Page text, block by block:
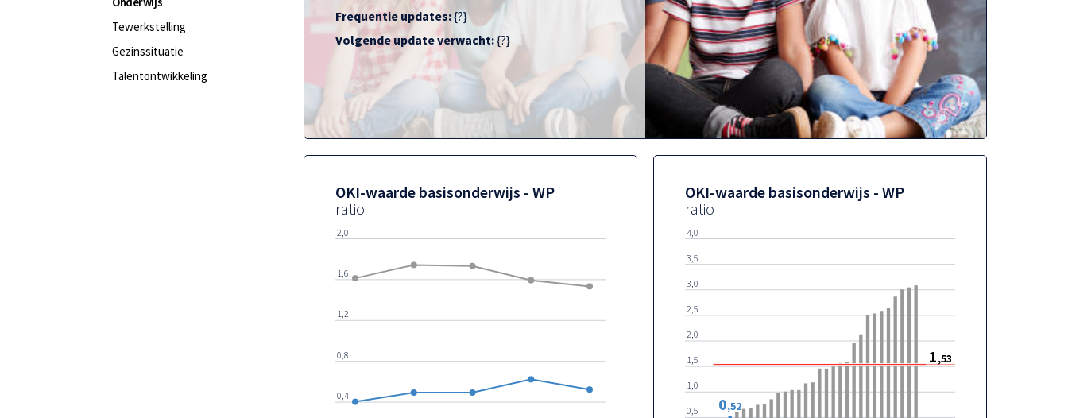
Tewerkstelling
Gezinssituatie
Talentontwikkeling
Frequentie updates:{?}
Volgende update verwacht:{?}
OKI-waarde basisonderwijs - WP
ratio
0,4
0,8
1,2
1,6
2,0
OKI-waarde basisonderwijs - WP
ratio
0,5
1,0
1,5
2,0
2,5
3,0
3,5
4,0
0,52
1,53